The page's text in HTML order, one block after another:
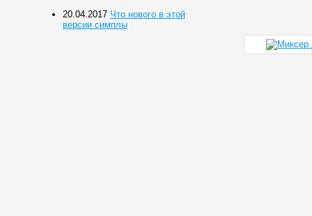
20.04.2017 Что нового в этой
версии симплы